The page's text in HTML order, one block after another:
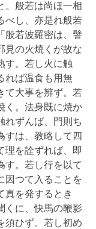
。般若は尚ほ一相
べし、亦是れ般若
般若波羅密は、譬
見の火焼くが故な
す。若し火に触
れば温食も用無
て大事を辨ず。若
く。法身既に焼か
れずんば、門則ち
すは、教略して四
理を詮ずれば、即
す。若し行を以て
因つて入ることを
真を発するとき
くに、快馬の鞭影
須ひず。若し初め